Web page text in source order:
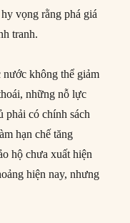
vọng rằng phá giá
tranh.
nước không thể giảm
những nỗ lực
phải có chính sách
hạn chế tăng
hộ chưa xuất hiện
hiện nay, nhưng